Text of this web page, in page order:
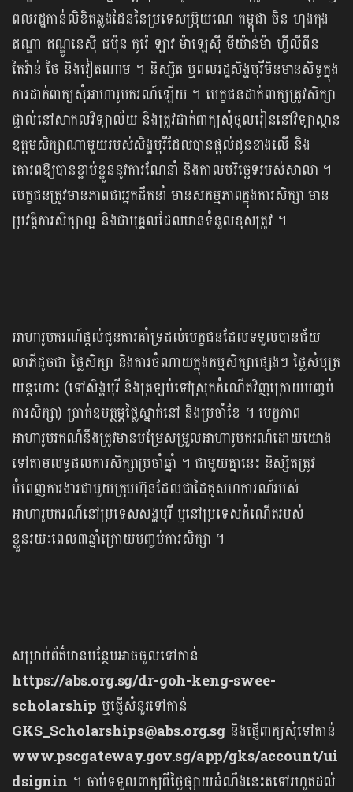
ពលរដ្ឋកាន់លិខិតឆ្លងដែននៃប្រទេសប្រ៊ុយណេ កម្ពុជា ចិន ហុងកុង
ឥណ្ឌា ឥណ្ឌូនេស៊ី ជប៉ុន កូរ៉េ ឡាវ ម៉ាឡេស៊ី មីយ៉ាន់ម៉ា ហ្វីលីពីន
តៃវ៉ាន់ ថៃ និងវៀតណាម ។ និស្សិត ឬពលរដ្ឋសិង្ហបុរីមិនមានសិទ្ធក្នុង
ការដាក់ពាក្យសុំអាហារូបករណ៍ឡើយ ។ បេក្ខជនដាក់ពាក្យត្រូវសិក្សា
ផ្ទាល់នៅសាកលវិទ្យាល័យ និងត្រូវដាក់ពាក្យសុំចូលរៀននៅវិទ្យាស្ថាន
ឧត្ដមសិក្សាណាមួយរបស់សិង្ហបុរីដែលបានផ្ដល់ជូនខាងលើ និង
គោរពឱ្យបានខ្ជាប់ខ្ជួននូវការណែនាំ និងកាលបរិច្ឆេទរបស់សាលា ។
បេក្ខជនត្រូវមានភាពជាអ្នកដឹកនាំ មានសកម្មភាពក្នុងការសិក្សា មាន
ប្រវត្តិការសិក្សាល្អ និងជាបុគ្គលដែលមានទំនួលខុសត្រូវ ។
អាហារូបករណ៍ផ្ដល់ជូនការគាំទ្រដល់បេក្ខជនដែលទទួលបានជ័យ
លាភីដូចជា ថ្លៃសិក្សា និងការចំណាយក្នុងកម្មសិក្សាផ្សេងៗ ថ្លៃសំបុត្រ
យន្តហោះ (ទៅសិង្ហបុរី និងត្រឡប់ទៅស្រុកកំណើតវិញក្រោយបញ្ចប់
ការសិក្សា) ប្រាក់ឧបត្ថម្ភថ្លៃស្នាក់នៅ និងប្រចាំខែ ។ បេក្ខភាព
អាហារូបរកណ៍នឹងត្រូវមានបម្រែសម្រួលអាហារូបករណ៍ដោយយោង
ទៅតាមលទ្ធផលការសិក្សាប្រចាំឆ្នាំ ។ ជាមួយគ្នានេះ និស្សិតត្រូវ
បំពេញការងារជាមួយក្រុមហ៊ុនដែលជាដៃគូសហការណ៍របស់
អាហារូបករណ៍នៅប្រទេសសង្ហបុរី ឬនៅប្រទេសកំណើតរបស់
ខ្លួនរយៈពេល៣ឆ្នាំក្រោយបញ្ចប់ការសិក្សា ។
សម្រាប់ព័ត៌មានបន្ថែមអាចចូលទៅកាន់
https://abs.org.sg/dr-goh-keng-swee-
scholarship ឬផ្ញើសំនួរទៅកាន់
GKS_Scholarships@abs.org.sgនិងផ្ញើពាក្យសុំទៅកាន់
www.pscgateway.gov.sg/app/gks/account/ui
dsignin ។ ចាប់ទទួលពាក្យពីថ្ងៃផ្សាយដំណឹងនេះតទៅរហូតដល់